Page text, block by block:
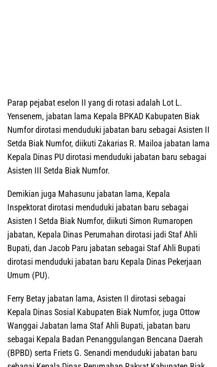
Parap pejabat eselon II yang di rotasi adalah Lot L.
Yensenem, jabatan lama Kepala BPKAD Kabupaten Biak
Numfor dirotasi menduduki jabatan baru sebagai Asisten II
Setda Biak Numfor, diikuti Zakarias R. Mailoa jabatan lama
Kepala Dinas PU dirotasi menduduki jabatan baru sebagai
Asisten III Setda Biak Numfor.
Demikian juga Mahasunu jabatan lama, Kepala
Inspektorat dirotasi menduduki jabatan baru sebagai
Asisten I Setda Biak Numfor, diikuti Simon Rumaropen
jabatan, Kepala Dinas Perumahan dirotasi jadi Staf Ahli
Bupati, dan Jacob Paru jabatan sebagai Staf Ahli Bupati
dirotasi menduduki jabatan baru Kepala Dinas Pekerjaan
Umum (PU).
Ferry Betay jabatan lama, Asisten II dirotasi sebagai
Kepala Dinas Sosial Kabupaten Biak Numfor, juga Ottow
Wanggai Jabatan lama Staf Ahli Bupati, jabatan baru
sebagai Kepala Badan Penanggulangan Bencana Daerah
(BPBD) serta Friets G. Senandi menduduki jabatan baru